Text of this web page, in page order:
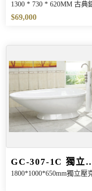
鑄鐵浴缸
1300 * 730 * 620MM 古典
浴缸
$69,000
GC-307-1C 獨立
典壓克力浴缸
1800*1000*650mm獨立壓